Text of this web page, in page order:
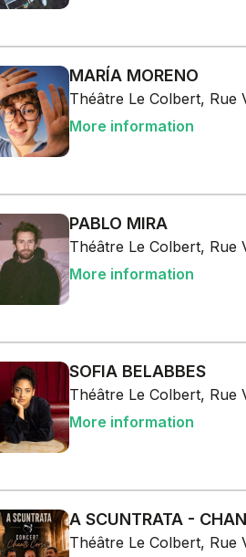
MARÍA MORENO
Théâtre Le Colbert, Rue
More information
PABLO MIRA
Théâtre Le Colbert, Rue
More information
SOFIA BELABBES
Théâtre Le Colbert, Rue
More information
A SCUNTRATA -
Théâtre Le Colbert, Rue